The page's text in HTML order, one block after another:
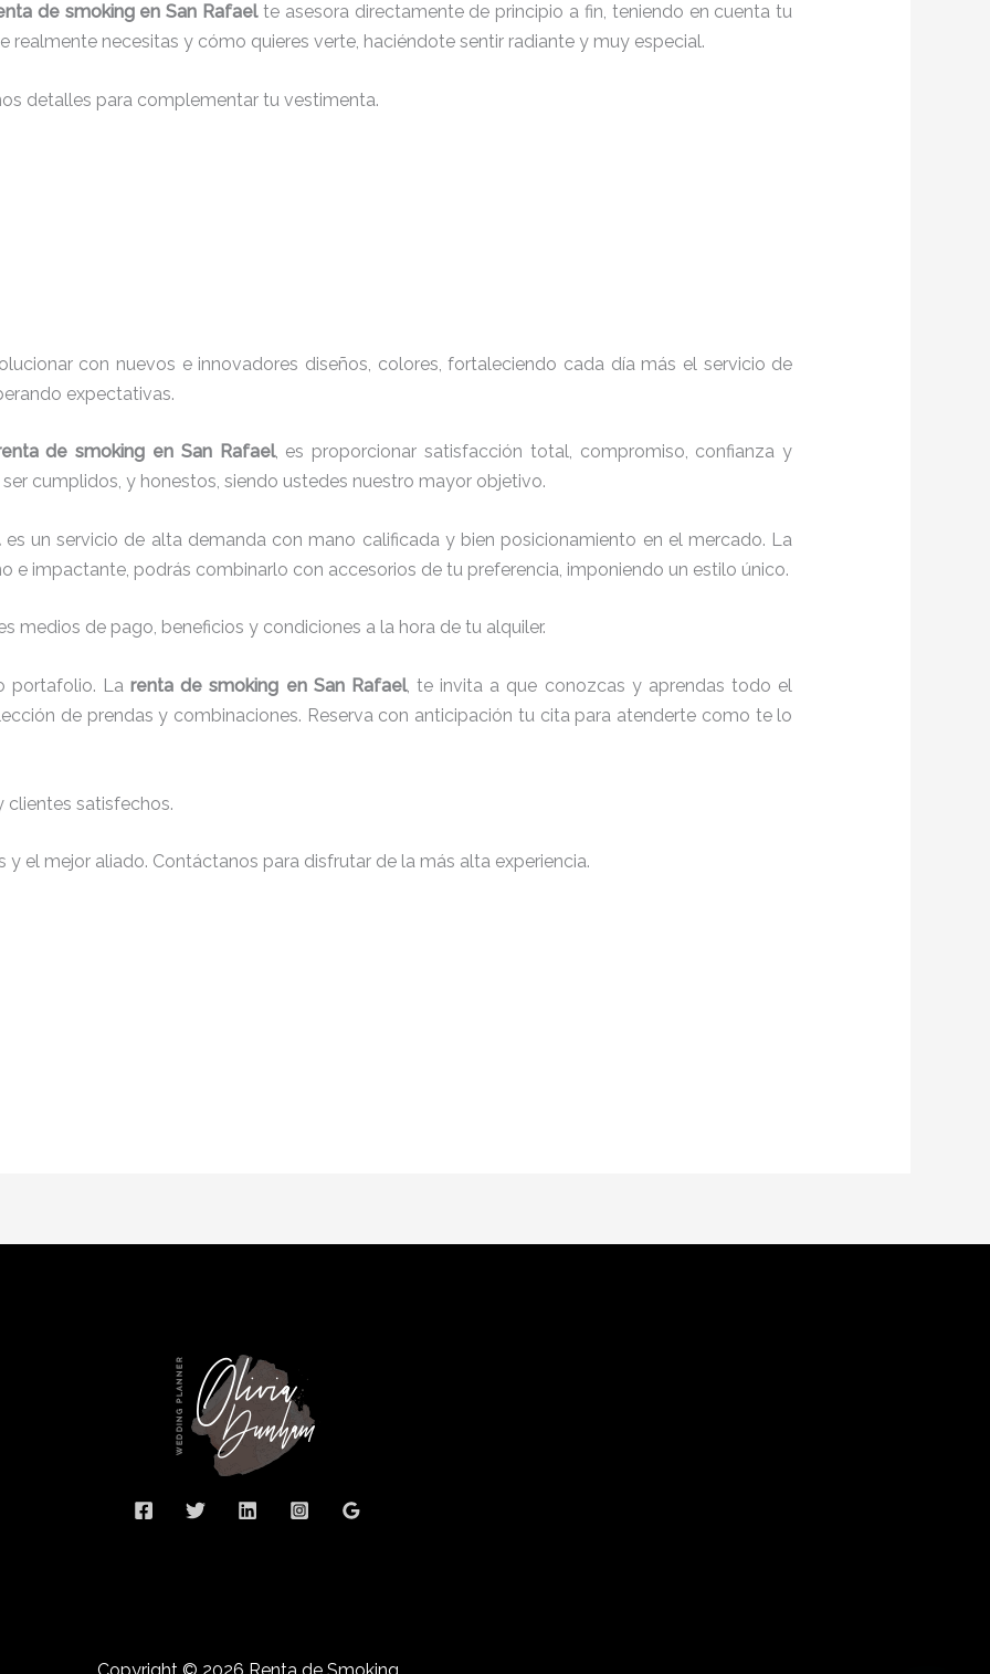
de smoking en San Rafaelte asesora directamente de principio a fin, teniendo en cuenta tu
realmente necesitas y cómo quieres verte, haciéndote sentir radiante y muy especial.
detalles para complementar tu vestimenta.
con nuevos e innovadores diseños, colores, fortaleciendo cada día más el servicio de
expectativas.
de smoking en San Rafael, es proporcionar satisfacción total, compromiso, confianza y
cumplidos, y honestos, siendo ustedes nuestro mayor objetivo.
es un servicio de alta demanda con mano calificada y bien posicionamiento en el mercado. La
e impactante, podrás combinarlo con accesorios de tu preferencia, imponiendo un estilo único.
medios de pago, beneficios y condiciones a la hora de tu alquiler.
portafolio. Larenta de smoking en San Rafael, te invita a que conozcas y aprendas todo el
de prendas y combinaciones. Reserva con anticipación tu cita para atenderte como te lo
clientes satisfechos.
el mejor aliado. Contáctanos para disfrutar de la más alta experiencia.